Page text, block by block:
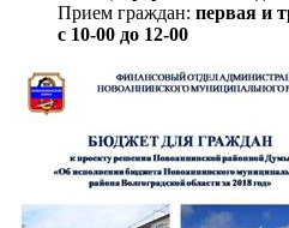
Прием граждан: первая и
с 10-00 до 12-00